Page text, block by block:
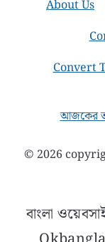
About Us
Convert
আজকের
© 2026
বাংলা